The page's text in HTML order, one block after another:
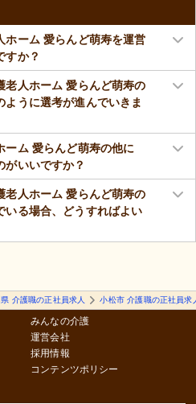
ホーム 愛らんど萌寿を運営
すか？
老人ホーム 愛らんど萌寿の
うに選考が進んでいきま
ーム 愛らんど萌寿の他に
がいいですか？
老人ホーム 愛らんど萌寿の
いる場合、どうすればよい
介護職の正社員求人 小松市 介護職の正社員求
みんなの介護
運営会社
採用情報
コンテンツポリシー